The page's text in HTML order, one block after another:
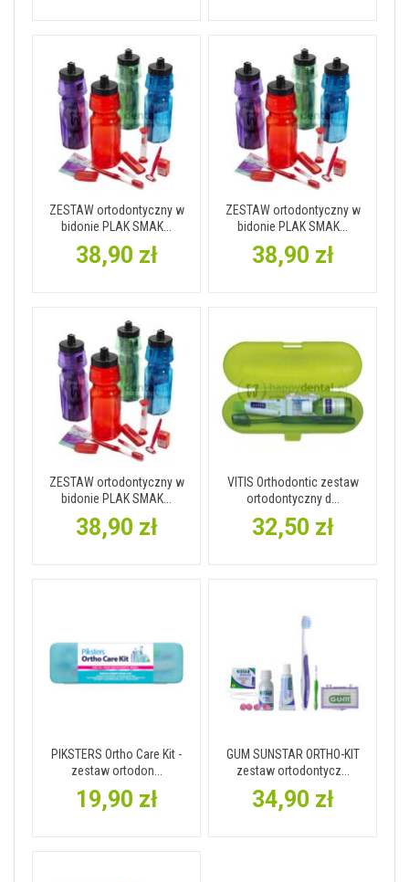
ZESTAW ortodontyczny w
bidonie PLAK SMAK...
38,90 zł
ZESTAW ortodontyczny w
bidonie PLAK SMAK...
38,90 zł
ZESTAW ortodontyczny w
bidonie PLAK SMAK...
38,90 zł
VITIS Orthodontic zestaw
ortodontyczny d...
32,50 zł
PIKSTERS Ortho Care Kit -
zestaw ortodon...
19,90 zł
GUM SUNSTAR ORTHO-KIT
zestaw ortodontycz...
34,90 zł